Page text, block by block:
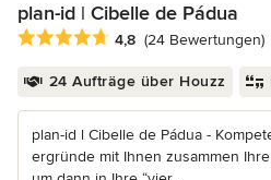
plan-id | Cibelle de Pádua
Durchschnittliche Bewertung: 4.8
4,8 (24 Bewertungen)
24 Aufträge über Houzz
plan-id l Cibelle de Pádua -
ergründe mit Ihnen zusammen